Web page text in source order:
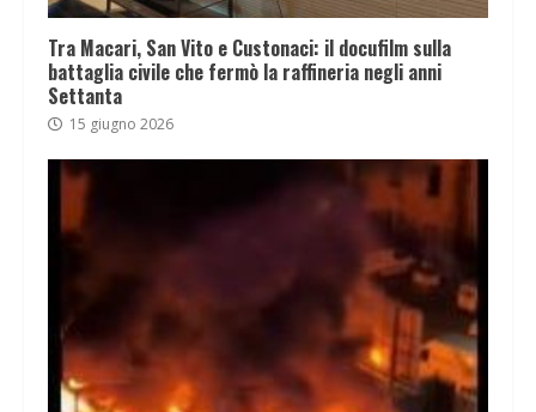
Tra Macari, San Vito e Custonaci: il docufilm sulla
battaglia civile che fermò la raffineria negli anni
Settanta
15 giugno 2026